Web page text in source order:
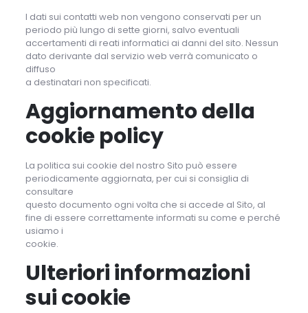
I dati sui contatti web non vengono conservati per un
periodo più lungo di sette giorni, salvo eventuali
accertamenti di reati informatici ai danni del sito. Nessun
dato derivante dal servizio web verrà comunicato o
diffuso
a destinatari non specificati.
Aggiornamento della
cookie policy
La politica sui cookie del nostro Sito può essere
periodicamente aggiornata, per cui si consiglia di
consultare
questo documento ogni volta che si accede al Sito, al
fine di essere correttamente informati su come e perché
usiamo i
cookie.
Ulteriori informazioni
sui cookie